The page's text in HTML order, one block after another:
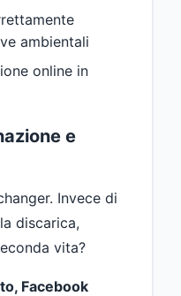
ambientali
online in
e
Invece di
discarica,
vita?
Facebook